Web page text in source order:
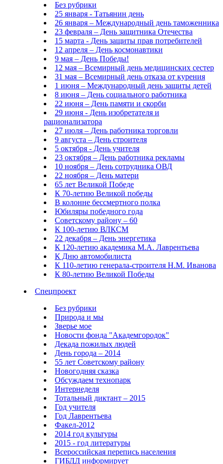
Без рубрики
25 января - Татьянин день
26 января – Международный день таможенника
23 февраля – День защитника Отечества
15 марта - День защиты прав потребителей
12 апреля – День космонавтики
9 мая – День Победы!
12 мая – Всемирный день медицинских сестер
31 мая – Всемирный день отказа от курения
1 июня – Международный день защиты детей
8 июня – День социального работника
22 июня – День памяти и скорби
29 июня - День изобретателя и
рационализатора
27 июля – День работника торговли
9 августа – День строителя
5 октября - День учителя
23 октября – День работника рекламы
10 ноября – День сотрудника ОВД
22 ноября – День матери
65 лет Великой Победе
К 70-летию Великой победы
В колонне бессмертного полка
Юбиляры победного года
Советскому району – 60
К 100-летию ВЛКСМ
22 декабря – День энергетика
К 120-летию академика М.А. Лаврентьева
К Дню автомобилиста
К 110-летию генерала-строителя Н.М. Иванова
К 80-летию Великой Победы
Спецпроект
Без рубрики
Природа и мы
Зверье мое
Новости фонда "Академгородок"
Декада пожилых людей
День города – 2014
55 лет Советскому району
Новогодняя сказка
Обсуждаем технопарк
Интернеделя
Тотальный диктант – 2015
Год учителя
Год Лаврентьева
Факел-2012
2014 год культуры
2015 - год литературы
Всероссийская перепись населения
ГИБДД информирует